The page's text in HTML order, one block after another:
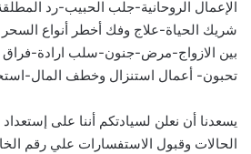
الإعمال الروحانية-جلب الحبيب-رد
شريك الحياة-علاج وفك أخطر أنواع
بين الازواج-مرض-جنون-سلب ارادة-فراق
تحبون- أعمال استنزال وخطف المال-
يسعدنا أن نعلن لسيادتكم أننا على
الحالات وقبول الاستفسارات علي رقم